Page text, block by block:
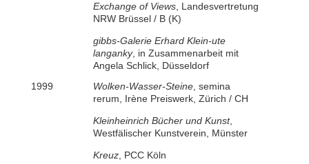
Exchange of Views, Landesvertretung
NRW Brüssel / B (K)
gibbs-Galerie Erhard Klein-ute
langanky, in Zusammenarbeit mit
Angela Schlick, Düsseldorf
1999
Wolken-Wasser-Steine, semina
rerum, Irène Preiswerk, Zürich / CH
Kleinheinrich Bücher und Kunst,
Westfälischer Kunstverein, Münster
Kreuz, PCC Köln